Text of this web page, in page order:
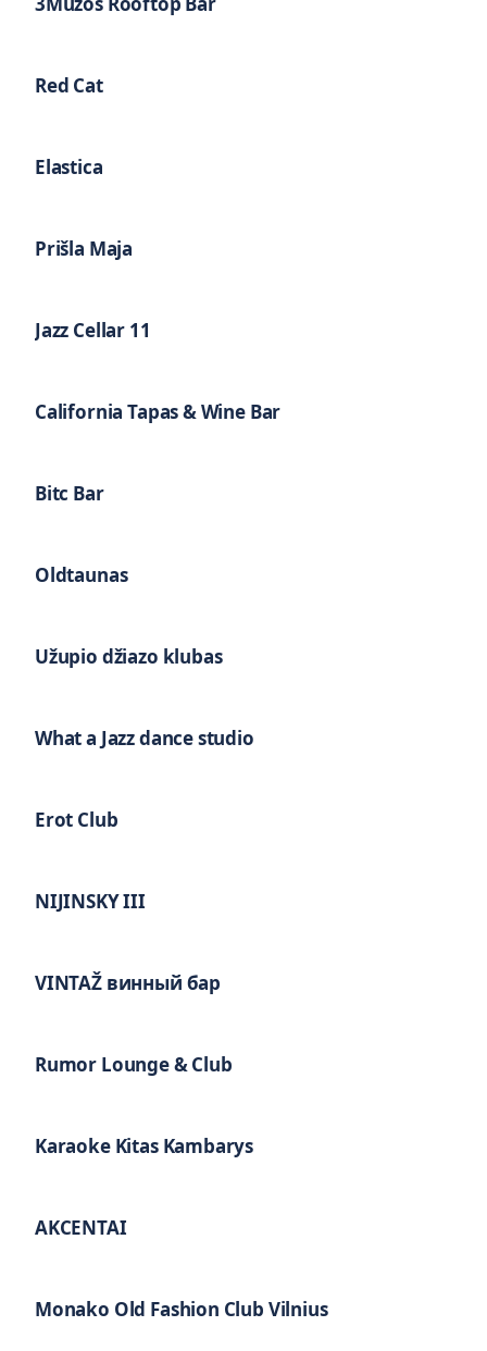
Red Cat
Elastica
Prišla Maja
Jazz Cellar 11
California Tapas & Wine Bar
Bitc Bar
Oldtaunas
Užupio džiazo klubas
What a Jazz dance studio
Erot Club
NIJINSKY III
VINTAŽ винный бар
Rumor Lounge & Club
Karaoke Kitas Kambarys
AKCENTAI
Monako Old Fashion Club Vilnius